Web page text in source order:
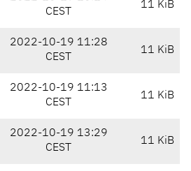
CEST
11 KiB
2022-10-19 11:28
CEST
11 KiB
2022-10-19 11:13
CEST
11 KiB
2022-10-19 13:29
CEST
11 KiB